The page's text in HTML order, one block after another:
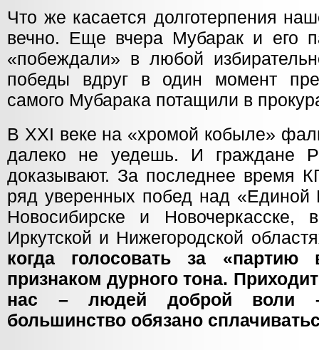
Что же касается долготерпения
вечно. Еще вчера Мубарак и его
«побеждали» в любой
победы вдруг в один момент
самого Мубарака потащили в
В ХХI веке на «хромой кобыле»
далеко не уедешь. И граждане
доказывают. За последнее время
ряд уверенных побед над «Единой
Новосибирске и
Иркутской и Нижегородской
когда голосовать за «партию
признаком дурного тона.
нас – людей доброй воли
большинство обязано